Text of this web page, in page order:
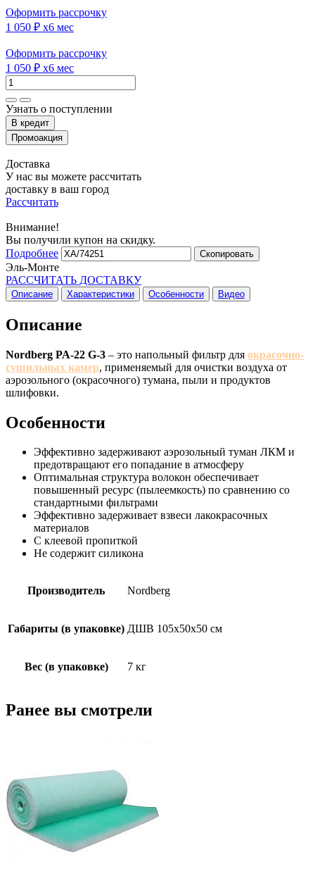
Оформить рассрочку
1 050 ₽ x6 мес
Оформить рассрочку
1 050 ₽ x6 мес
Узнать о поступлении
Доставка
У нас вы можете рассчитать
доставку в ваш город
Рассчитать
Внимание!
Вы получили купон на скидку.
Подробнее
Скопировать
Эль-Монте
РАССЧИТАТЬ ДОСТАВКУ
Описание Характеристики Особенности Видео
Описание
Nordberg PA-22 G-3 – это напольный фильтр для окрасочно-
сушильных камер, применяемый для очистки воздуха от
аэрозольного (окрасочного) тумана, пыли и продуктов
шлифовки.
Особенности
Эффективно задерживают аэрозольный туман ЛКМ и
предотвращают его попадание в атмосферу
Оптимальная структура волокон обеспечивает
повышенный ресурс (пылеемкость) по сравнению со
стандартными фильтрами
Эффективно задерживает взвеси лакокрасочных
материалов
С клеевой пропиткой
Не содержит силикона
Производитель Nordberg
Габариты (в упаковке) ДШВ 105х50х50 см
Вес (в упаковке) 7 кг
Ранее вы смотрели